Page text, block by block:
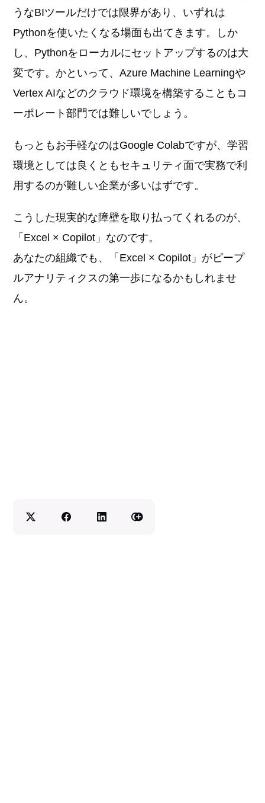
うなBIツールだけでは限界があり、いずれは
Pythonを使いたくなる場面も出てきます。しか
し、Pythonをローカルにセットアップするのは大
変です。かといって、Azure Machine Learningや
Vertex AIなどのクラウド環境を構築することもコ
ーポレート部門では難しいでしょう。
もっともお手軽なのはGoogle Colabですが、学習
環境としては良くともセキュリティ面で実務で利
用するのが難しい企業が多いはずです。
こうした現実的な障壁を取り払ってくれるのが、
「Excel × Copilot」なのです。
あなたの組織でも、「Excel × Copilot」がピープ
ルアナリティクスの第一歩になるかもしれませ
ん。